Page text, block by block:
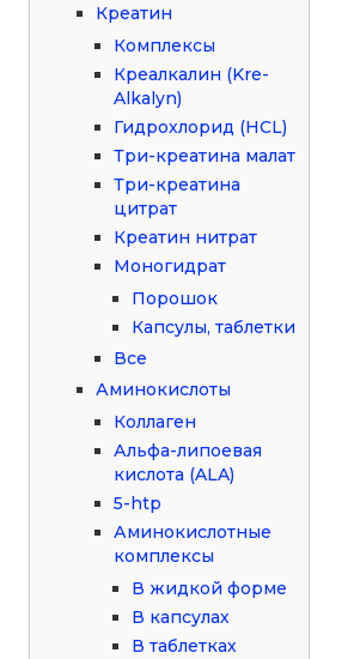
Креатин
Комплексы
Креалкалин (Kre-
Alkalyn)
Гидрохлорид (HCL)
Три-креатина малат
Три-креатина
цитрат
Креатин нитрат
Моногидрат
Порошок
Капсулы, таблетки
Все
Аминокислоты
Коллаген
Альфа-липоевая
кислота (ALA)
5-htp
Аминокислотные
комплексы
В жидкой форме
В капсулах
В таблетках